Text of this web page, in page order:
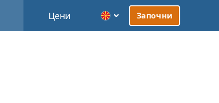
Цени Започни